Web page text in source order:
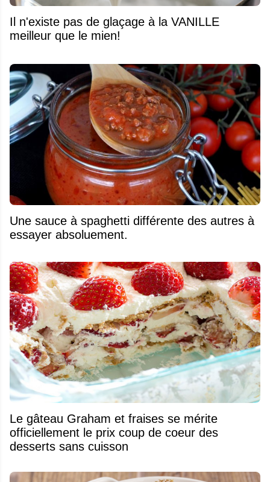
Il n'existe pas de glaçage à la VANILLE
meilleur que le mien!
Une sauce à spaghetti différente des autres à
essayer absoluement.
Le gâteau Graham et fraises se mérite
officiellement le prix coup de coeur des
desserts sans cuisson